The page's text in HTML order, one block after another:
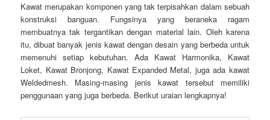
Kawat merupakan komponen yang tak terpisahkan dalam sebuah
konstruksi banguan. Fungsinya yang beraneka ragam
membuatnya tak tergantikan dengan material lain. Oleh karena
itu, dibuat banyak jenis kawat dengan desain yang berbeda untuk
memenuhi setiap kebutuhan. Ada Kawat Harmonika, Kawat
Loket, Kawat Bronjong, Kawat Expanded Metal, juga ada kawat
Weldedmesh. Masing-masing jenis kawat tersebut memiliki
penggunaan yang juga berbeda. Berikut uraian lengkapnya!